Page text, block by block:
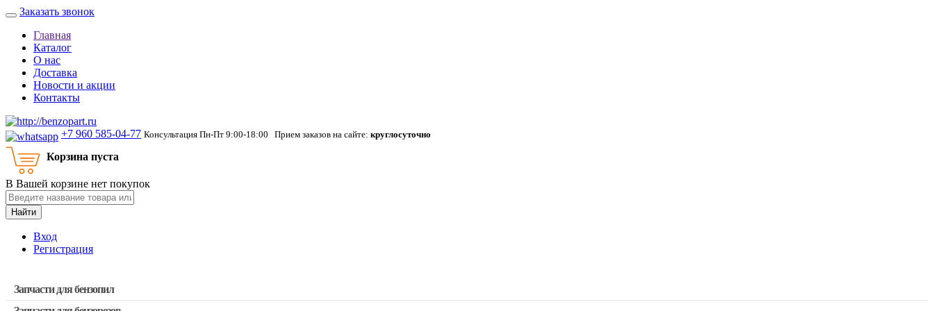
Заказать звонок
Главная
Каталог
О нас
Доставка
Новости и акции
Контакты
+7 960 585-04-77 Консультация Пн-Пт 9:00-18:00 Прием заказов на сайте: круглосуточно
Корзина пуста
В Вашей корзине нет покупок
Найти
Вход
Регистрация
Запчасти для бензопил